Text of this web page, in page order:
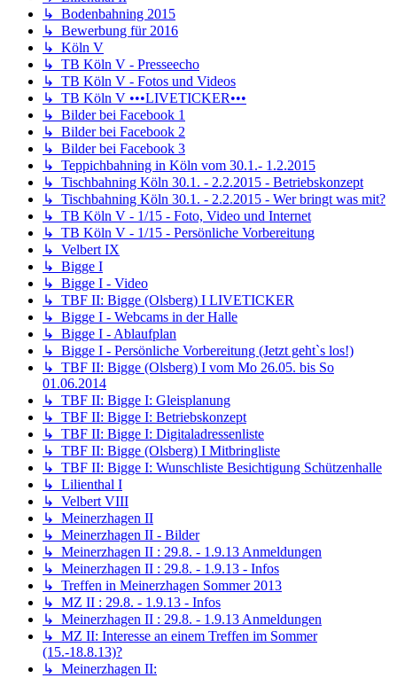
↳ Bodenbahning 2015
↳ Bewerbung für 2016
↳ Köln V
↳ TB Köln V - Presseecho
↳ TB Köln V - Fotos und Videos
↳ TB Köln V •••LIVETICKER•••
↳ Bilder bei Facebook 1
↳ Bilder bei Facebook 2
↳ Bilder bei Facebook 3
↳ Teppichbahning in Köln vom 30.1.- 1.2.2015
↳ Tischbahning Köln 30.1. - 2.2.2015 - Betriebskonzept
↳ Tischbahning Köln 30.1. - 2.2.2015 - Wer bringt was mit?
↳ TB Köln V - 1/15 - Foto, Video und Internet
↳ TB Köln V - 1/15 - Persönliche Vorbereitung
↳ Velbert IX
↳ Bigge I
↳ Bigge I - Video
↳ TBF II: Bigge (Olsberg) I LIVETICKER
↳ Bigge I - Webcams in der Halle
↳ Bigge I - Ablaufplan
↳ Bigge I - Persönliche Vorbereitung (Jetzt geht`s los!)
↳ TBF II: Bigge (Olsberg) I vom Mo 26.05. bis So
01.06.2014
↳ TBF II: Bigge I: Gleisplanung
↳ TBF II: Bigge I: Betriebskonzept
↳ TBF II: Bigge I: Digitaladressenliste
↳ TBF II: Bigge (Olsberg) I Mitbringliste
↳ TBF II: Bigge I: Wunschliste Besichtigung Schützenhalle
↳ Lilienthal I
↳ Velbert VIII
↳ Meinerzhagen II
↳ Meinerzhagen II - Bilder
↳ Meinerzhagen II : 29.8. - 1.9.13 Anmeldungen
↳ Meinerzhagen II : 29.8. - 1.9.13 - Infos
↳ Treffen in Meinerzhagen Sommer 2013
↳ MZ II : 29.8. - 1.9.13 - Infos
↳ Meinerzhagen II : 29.8. - 1.9.13 Anmeldungen
↳ MZ II: Interesse an einem Treffen im Sommer
(15.-18.8.13)?
↳ Meinerzhagen II: